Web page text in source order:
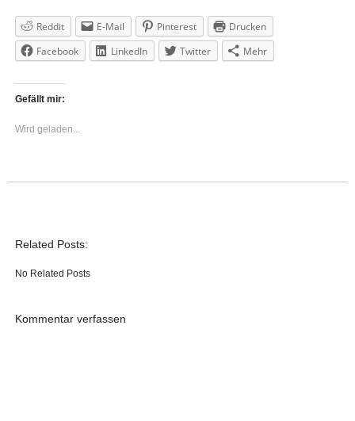
Reddit E-Mail Pinterest
Drucken
Facebook
LinkedIn Twitter Mehr
Gefällt mir:
Wird geladen...
Related Posts:
No Related Posts
Kommentar verfassen